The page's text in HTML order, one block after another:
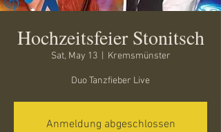
Hochzeitsfeier Stonitsch
Sat, May 13
  |
Kremsmünster
Duo Tanzfieber Live
Anmeldung abgeschlossen